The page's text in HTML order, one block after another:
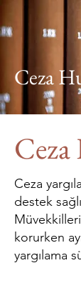
Furkan
Hukuk Bürosu
Ceza
Ceza
destek
korurken
yargılama